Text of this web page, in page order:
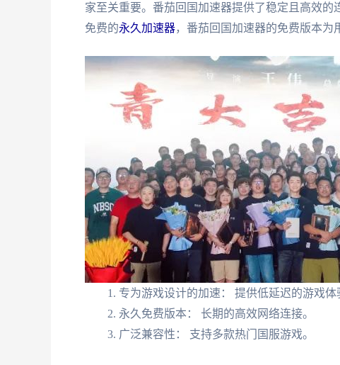
家至关重要。番茄回国加速器提供了稳定且高效
免费的永久加速器，番茄回国加速器的免费版本为
专为游戏设计的加速： 提供低延迟的游戏体
永久免费版本： 长期的高效网络连接。
广泛兼容性： 支持多款热门国服游戏。